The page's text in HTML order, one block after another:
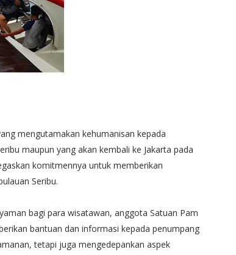
mengutamakan kehumanisan kepada
maupun yang akan kembali ke Jakarta pada
komitmennya untuk memberikan
Seribu.
bagi para wisatawan, anggota Satuan Pam
bantuan dan informasi kepada penumpang
tetapi juga mengedepankan aspek